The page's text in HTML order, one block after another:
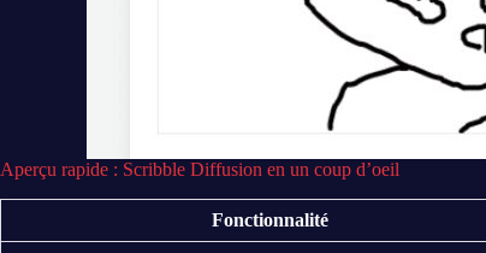
Aperçu rapide : Scribble Diffusion en un coup d’oeil
Fonctionnalité